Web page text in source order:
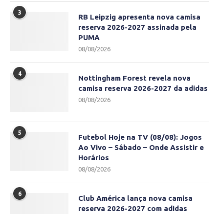
3
RB Leipzig apresenta nova camisa
reserva 2026-2027 assinada pela
PUMA
08/08/2026
4
Nottingham Forest revela nova
camisa reserva 2026-2027 da adidas
08/08/2026
5
Futebol Hoje na TV (08/08): Jogos
Ao Vivo – Sábado – Onde Assistir e
Horários
08/08/2026
6
Club América lança nova camisa
reserva 2026-2027 com adidas